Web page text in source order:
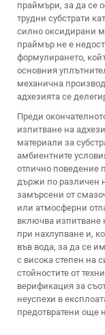
праймъри, за да се
трудни субстрати
силно оксидирани
праймър не е
формулирането,
основния
механична
адхезията се
Преди
изпитване на
материали за
амбиентните
отлично поведение
държи по различен
замърсени от
или атмосферни
включва изпитване
при нахлупване и,
във вода, за да се
с висока степен на
стойностите от
верификация за
неуспехи в
предотвратени още